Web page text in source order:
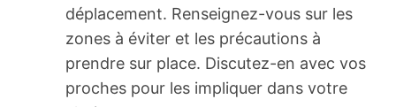
déplacement. Renseignez-vous sur les
zones à éviter et les précautions à
prendre sur place. Discutez-en avec vos
proches pour les impliquer dans votre